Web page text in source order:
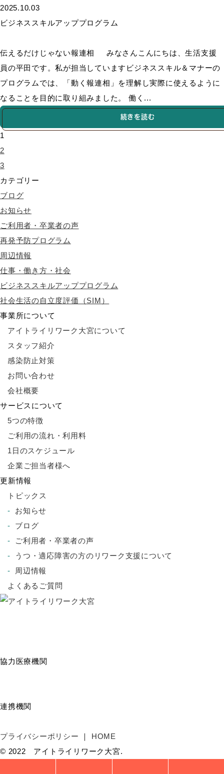
2025.10.03
ビジネススキルアッププログラム
伝えるだけじゃない報連相 みなさんこんにちは、生活支援
員の平田です。私が担当していますビジネススキル＆マナーの
プログラムでは、「動く報連相」を理解し実際に使えるように
なることを目的に取り組みました。 働く...
続きを読む
1
2
3
カテゴリー
ブログ
お知らせ
ご利用者・卒業者の声
再発予防プログラム
周辺情報
仕事・働き方・社会
ビジネススキルアッププログラム
社会生活の自立度評価（SIM）
事業所について
アイトライリワーク大宮について
スタッフ紹介
感染防止対策
お問い合わせ
会社概要
サービスについて
5つの特徴
ご利用の流れ・利用料
1日のスケジュール
企業ご担当者様へ
更新情報
トピックス
お知らせ
ブログ
ご利用者・卒業者の声
うつ・適応障害の方のリワーク支援について
周辺情報
よくあるご質問
協力医療機関
連携機関
プライバシーポリシー
HOME
© 2022 アイトライリワーク大宮.